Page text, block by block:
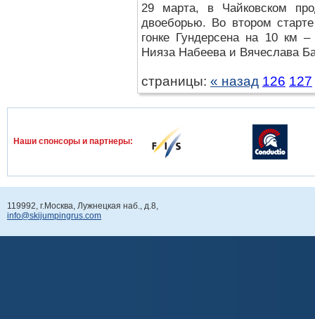
29 марта, в Чайковском
двоеборью. Во втором
гонке Гундерсена на 10 км
Нияза Набеева и Вячеслава
страницы: « назад 126 127
Наши спонcоры и партнеры:
119992, г.Москва, Лужнецкая наб., д.8,
info@skijumpingrus.com